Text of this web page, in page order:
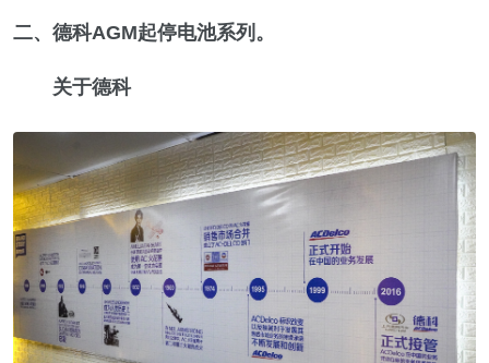
二、德科AGM起停电池系列。
关于德科